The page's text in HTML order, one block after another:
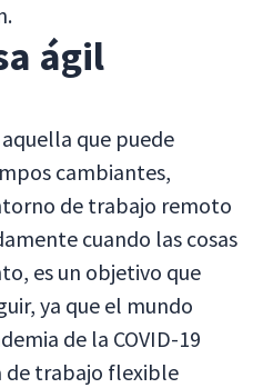
ágil
que puede
cambiantes,
de trabajo remoto
cuando las cosas
es un objetivo que
ya que el mundo
de la COVID-19
de trabajo flexible